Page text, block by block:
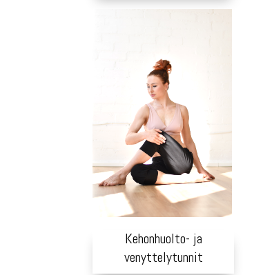
Kehonhuolto- ja
venyttelytunnit